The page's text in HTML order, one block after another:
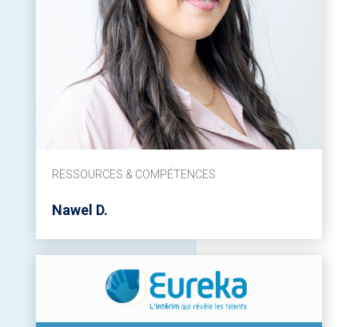
RESSOURCES & COMPÉTENCES
Nawel D.